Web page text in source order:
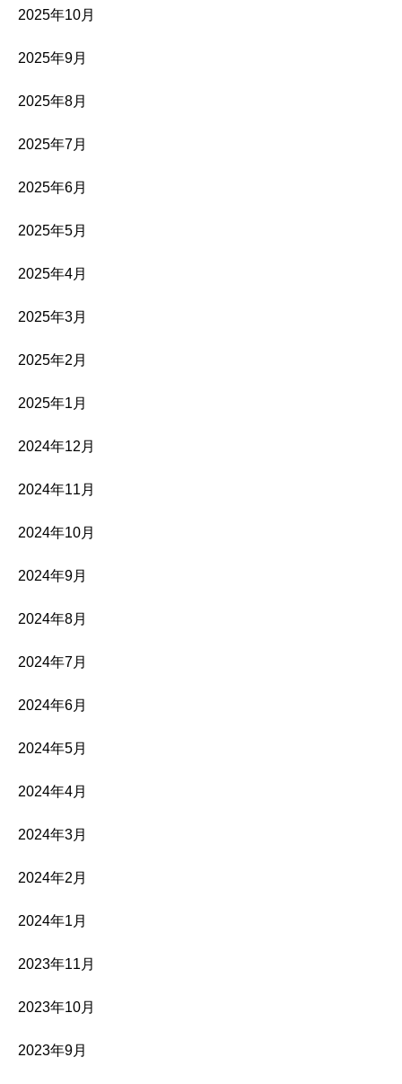
2025年10月
2025年9月
2025年8月
2025年7月
2025年6月
2025年5月
2025年4月
2025年3月
2025年2月
2025年1月
2024年12月
2024年11月
2024年10月
2024年9月
2024年8月
2024年7月
2024年6月
2024年5月
2024年4月
2024年3月
2024年2月
2024年1月
2023年11月
2023年10月
2023年9月